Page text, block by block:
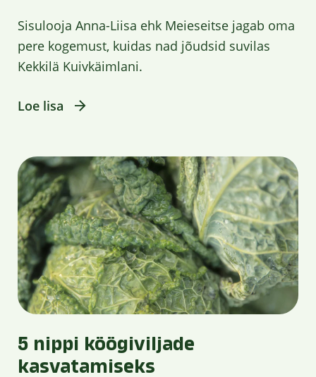
Sisulooja Anna-Liisa ehk Meieseitse jagab oma
pere kogemust, kuidas nad jõudsid suvilas
Kekkilä Kuivkäimlani.
Loe lisa
5 nippi köögiviljade
kasvatamiseks